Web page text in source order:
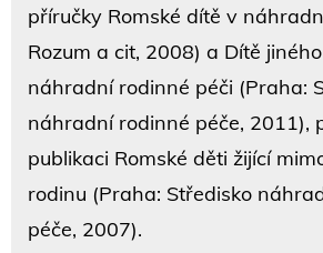
příručky Romské dítě v
Rozum a cit, 2008) a Dítě
náhradní rodinné péči (Praha:
náhradní rodinné péče, 2011),
publikaci Romské děti žijící
rodinu (Praha: Středisko
péče, 2007).